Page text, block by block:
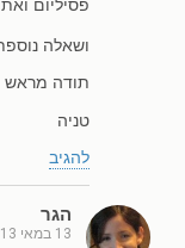
פסיליום
ושאלה
תודה מראש
טניה
להגיב
הגר
13 במאי 2013